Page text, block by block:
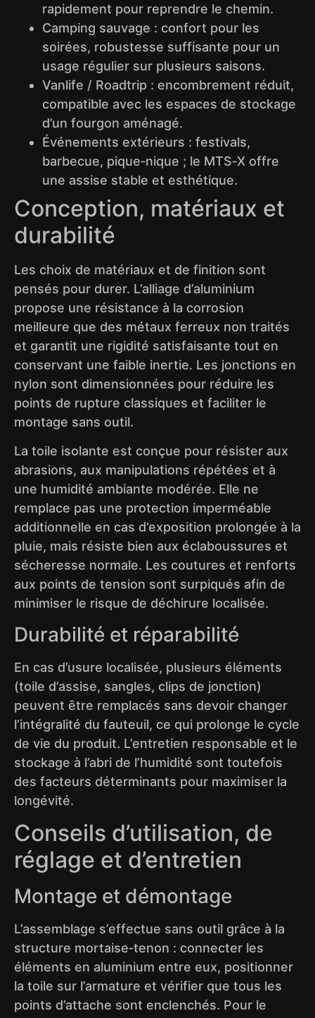
rapidement pour reprendre le chemin.
Camping sauvage : confort pour les
soirées, robustesse suffisante pour un
usage régulier sur plusieurs saisons.
Vanlife / Roadtrip : encombrement réduit,
compatible avec les espaces de stockage
d’un fourgon aménagé.
Événements extérieurs : festivals,
barbecue, pique‑nique ; le MTS‑X offre
une assise stable et esthétique.
Conception, matériaux et
durabilité
Les choix de matériaux et de finition sont
pensés pour durer. L’alliage d’aluminium
propose une résistance à la corrosion
meilleure que des métaux ferreux non traités
et garantit une rigidité satisfaisante tout en
conservant une faible inertie. Les jonctions en
nylon sont dimensionnées pour réduire les
points de rupture classiques et faciliter le
montage sans outil.
La toile isolante est conçue pour résister aux
abrasions, aux manipulations répétées et à
une humidité ambiante modérée. Elle ne
remplace pas une protection imperméable
additionnelle en cas d’exposition prolongée à la
pluie, mais résiste bien aux éclaboussures et
sécheresse normale. Les coutures et renforts
aux points de tension sont surpiqués afin de
minimiser le risque de déchirure localisée.
Durabilité et réparabilité
En cas d’usure localisée, plusieurs éléments
(toile d’assise, sangles, clips de jonction)
peuvent être remplacés sans devoir changer
l’intégralité du fauteuil, ce qui prolonge le cycle
de vie du produit. L’entretien responsable et le
stockage à l’abri de l’humidité sont toutefois
des facteurs déterminants pour maximiser la
longévité.
Conseils d’utilisation, de
réglage et d’entretien
Montage et démontage
L’assemblage s’effectue sans outil grâce à la
structure mortaise‑tenon : connecter les
éléments en aluminium entre eux, positionner
la toile sur l’armature et vérifier que tous les
points d’attache sont enclenchés. Pour le